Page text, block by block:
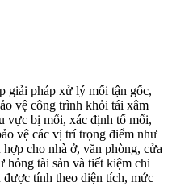
giải pháp xử lý mối tận gốc,
vệ công trình khỏi tái xâm
vực bị mối, xác định tổ mối,
vệ các vị trí trọng điểm như
cho nhà ở, văn phòng, cửa
hỏng tài sản và tiết kiệm chi
tính theo diện tích, mức